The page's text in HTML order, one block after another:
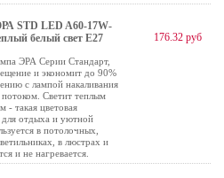
STD LED A60-17W-
белый свет Е27
ЭРА Серии Стандарт,
и экономит до 90%
с лампой накаливания
Светит теплым
- такая цветовая
для отдыха и уютной
в потолочных,
в люстрах и
и не нагревается.
176.32 руб